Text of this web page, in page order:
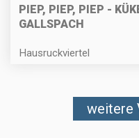
PIEP, PIEP, PIEP -
GALLSPACH
Hausruckviertel
weitere